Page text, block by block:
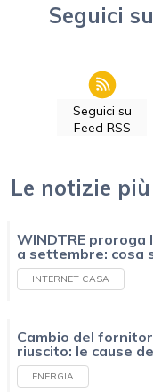
Seguici
Seguici su
Feed RSS
Le notizie
WINDTRE
a settembre: cosa
INTERNET CASA
Cambio del
riuscito: le cause
ENERGIA